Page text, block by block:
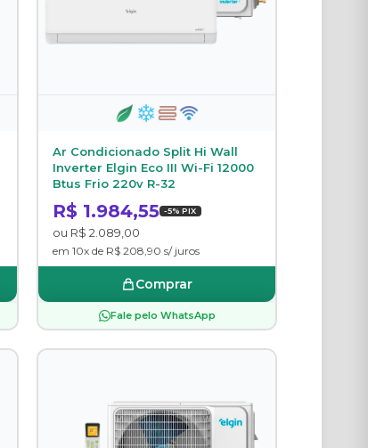
Ar Condicionado Split Hi Wall
Inverter Elgin Eco III Wi-Fi 12000
Btus Frio 220v R-32
R$ 1.984,55 -5% PIX
ou R$ 2.089,00
em 10x de R$ 208,90 s/ juros
Comprar
Fale pelo WhatsApp